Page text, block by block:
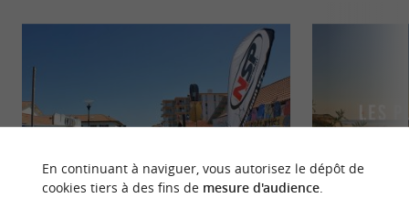
En continuant à naviguer, vous autorisez le dépôt de
cookies tiers à des fins de mesure d'audience.